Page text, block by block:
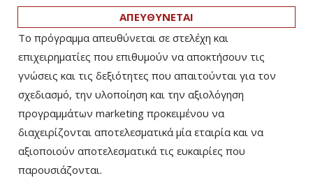
ΑΠΕΥΘΥΝΕΤΑΙ
Το πρόγραμμα απευθύνεται σε στελέχη και
επιχειρηματίες που επιθυμούν να αποκτήσουν τις
γνώσεις και τις δεξιότητες που απαιτούνται για τον
σχεδιασμό, την υλοποίηση και την αξιολόγηση
προγραμμάτων marketing προκειμένου να
διαχειρίζονται αποτελεσματικά μία εταιρία και να
αξιοποιούν αποτελεσματικά τις ευκαιρίες που
παρουσιάζονται.